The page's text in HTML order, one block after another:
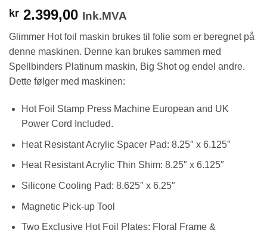
kr 2.399,00 Ink.MVA
Glimmer Hot foil maskin brukes til folie som er beregnet på
denne maskinen. Denne kan brukes sammen med
Spellbinders Platinum maskin, Big Shot og endel andre.
Dette følger med maskinen:
Hot Foil Stamp Press Machine European and UK
Power Cord Included.
Heat Resistant Acrylic Spacer Pad: 8.25″ x 6.125″
Heat Resistant Acrylic Thin Shim: 8.25″ x 6.125″
Silicone Cooling Pad: 8.625″ x 6.25″
Magnetic Pick-up Tool
Two Exclusive Hot Foil Plates: Floral Frame &